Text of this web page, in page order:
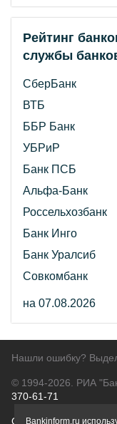
Рейтинг
службы
СберБанк
ВТБ
ББР Банк
УБРиР
Банк ПСБ
Альфа-Банк
Россельхозбанк
Банк Инго
Банк Уралсиб
Совкомбанк
на 07.08.2026
Нашли ошибку?
© 1994-2026. РИА
370-61-71
О проектеПолитика
Bankinform.ru